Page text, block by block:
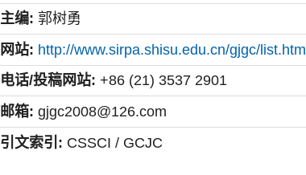
主编: 郭树勇
网站: http://www.sirpa.shisu.edu.cn/gjgc/list.htm
电话/投稿网站: +86 (21) 3537 2901
邮箱: gjgc2008@126.com
引文索引: CSSCI / GCJC